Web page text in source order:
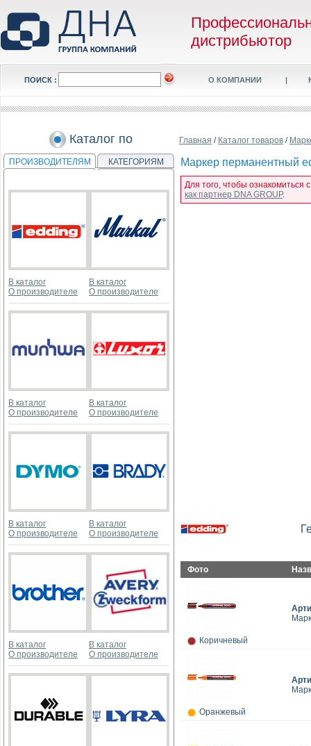
дистрибьютор
ПОИСК : О КОМПАНИИ |
Каталог по
ПРОИЗВОДИТЕЛЯМ КАТЕГОРИЯМ
В каталог
О производителе
В каталог
О производителе
В каталог
О производителе
В каталог
О производителе
В каталог
О производителе
В каталог
О производителе
В каталог
О производителе
В каталог
О производителе
Главная / Каталог товаров /
Маркер перманентный
Для того, чтобы
как партнер DNA GROUP.
Фото
Коричневый
Оранжевый